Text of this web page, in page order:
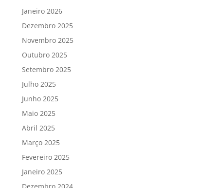
Janeiro 2026
Dezembro 2025
Novembro 2025
Outubro 2025
Setembro 2025
Julho 2025
Junho 2025
Maio 2025
Abril 2025
Março 2025
Fevereiro 2025
Janeiro 2025